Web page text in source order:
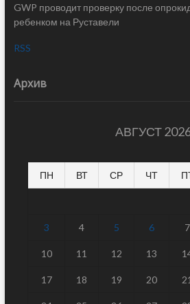
GWP проводит проверку после
ребенком на Руставели
RSS
Архив
АВГУСТ
ПН ВТ СР ЧТ
3 4 5 6 7
10 11 12 13
17 18 19 20 21